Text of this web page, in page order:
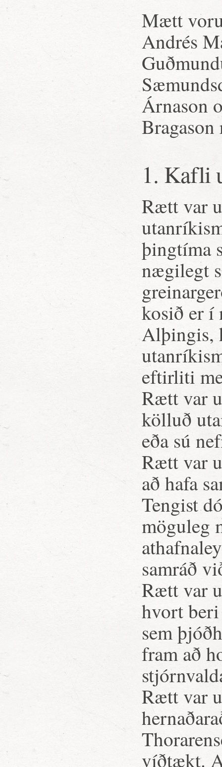
Mætt
Andrés
Árnason
1. Kafli
Rætt var
þingtíma
nægilegt
kosið er í
Alþingis,
eftirliti
Rætt var
kölluð
eða sú
Rætt var
að hafa
Tengist
möguleg
samráð
Rætt var
hvort
sem
fram að
Rætt var
víðtækt.